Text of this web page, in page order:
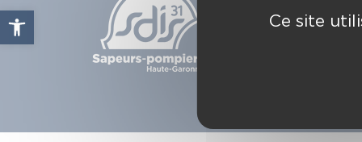
Ouvrir la barre d’outils
C.S.
Ce site